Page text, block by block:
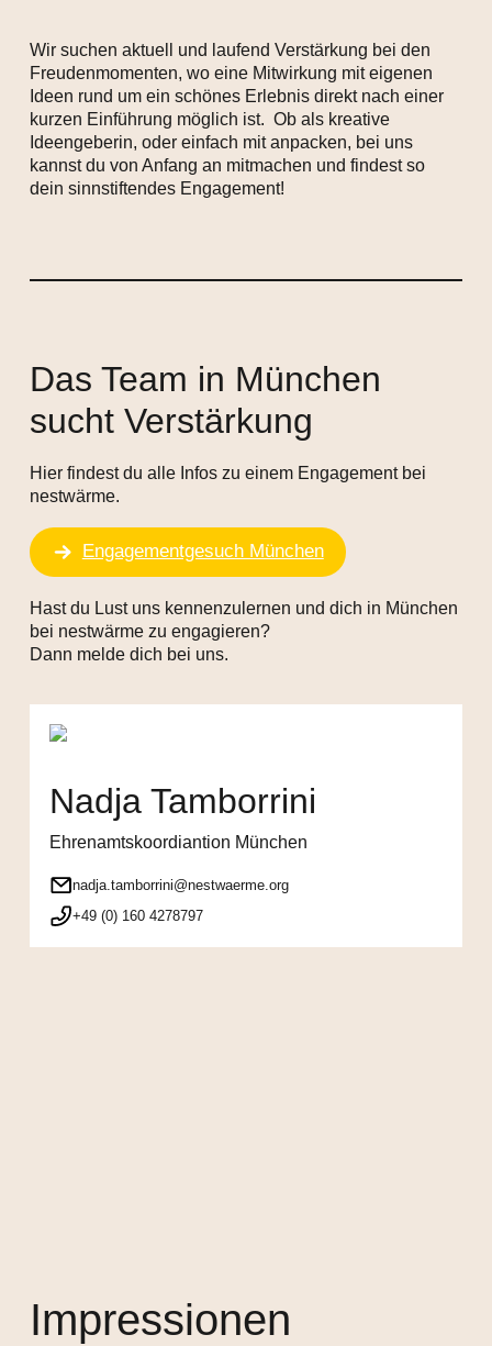
Wir suchen aktuell und laufend Verstärkung bei den
Freudenmomenten, wo eine Mitwirkung mit eigenen
Ideen rund um ein schönes Erlebnis direkt nach einer
kurzen Einführung möglich ist. Ob als kreative
Ideengeberin, oder einfach mit anpacken, bei uns
kannst du von Anfang an mitmachen und findest so
dein sinnstiftendes Engagement!
Das Team in München
sucht Verstärkung
Hier findest du alle Infos zu einem Engagement bei
nestwärme.
Engagementgesuch München
Hast du Lust uns kennenzulernen und dich in München
bei nestwärme zu engagieren?
Dann melde dich bei uns.
Nadja Tamborrini
Ehrenamtskoordiantion München
nadja.tamborrini@nestwaerme.org
+49 (0) 160 4278797
Impressionen